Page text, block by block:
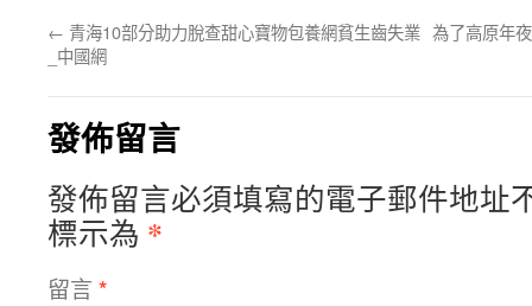
← 青海10部分助力脫查甜心寶物包養網貧生齒失業
_中國網
為了高原年
發佈留言
發佈留言必須填寫的電子郵件地址
標示為 *
留言 *